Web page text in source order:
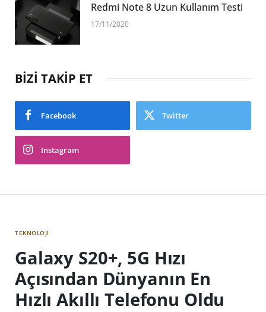
Redmi Note 8 Uzun Kullanım Testi
17/11/2020
BİZİ TAKİP ET
Facebook Twitter
Instagram
TEKNOLOJI
Galaxy S20+, 5G Hızı
Açısından Dünyanın En
Hızlı Akıllı Telefonu Oldu